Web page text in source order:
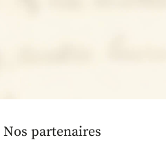
Nos partenaires